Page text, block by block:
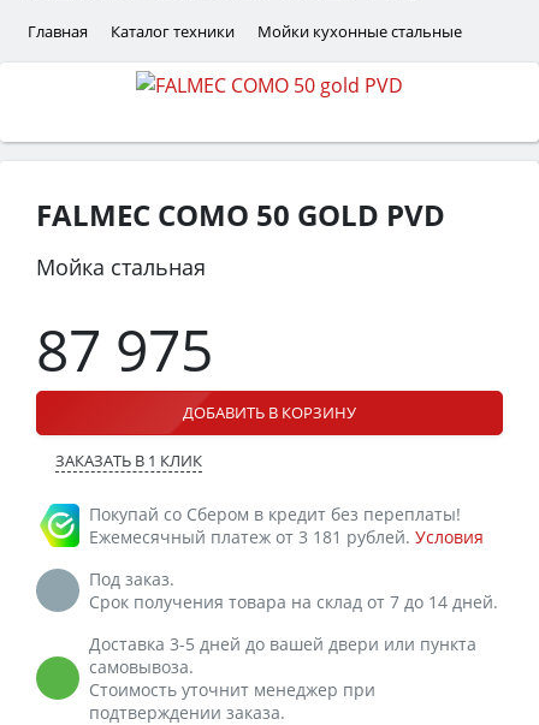
Главная Каталог техники Мойки кухонные стальные
FALMEC COMO 50 GOLD PVD
Мойка стальная
87 975
ДОБАВИТЬ В КОРЗИНУ
ЗАКАЗАТЬ В 1 КЛИК
Покупай со Сбером в кредит без переплаты!
Ежемесячный платеж от 3 181 рублей. Условия
Под заказ.
Срок получения товара на склад от 7 до 14 дней.
Доставка 3-5 дней до вашей двери или пункта
самовывоза.
Стоимость уточнит менеджер при
подтверждении заказа.